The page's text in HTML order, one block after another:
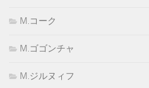
M.コーク
M.ゴゴンチャ
M.ジルヌィフ